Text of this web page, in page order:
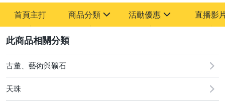
-
首頁主打 商品分類
其它
活動優惠
[全店] 追蹤本賣場立減60元【粉絲轉享】
直播影
古董、藝術與礦石
天珠